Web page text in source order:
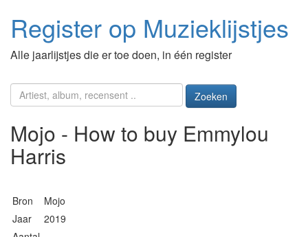
Register op Muzieklijstjes
Alle jaarlijstjes die er toe doen, in één register
Zoeken
Mojo - How to buy Emmylou
Harris
Bron
Mojo
Jaar
2019